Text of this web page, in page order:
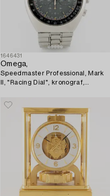
1646431
Omega,
Speedmaster Professional, Mark
II, "Racing Dial", kronograf,